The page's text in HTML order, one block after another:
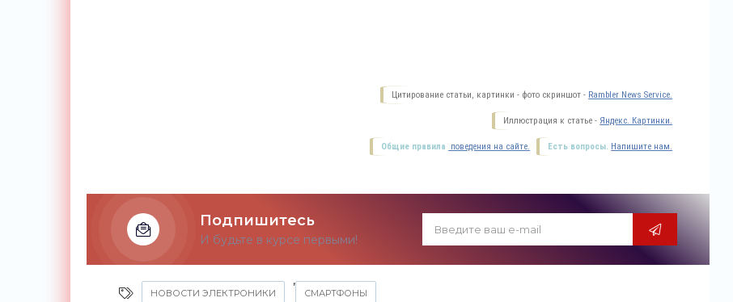
Цитирование статьи, картинки - фото скриншот - Rambler News Service.
Иллюстрация к статье - Яндекс. Картинки.
Есть вопросы. Напишите нам.
Общие правила поведения на сайте.
Подпишитесь
И будьте в курсе первыми!
НОВОСТИ ЭЛЕКТРОНИКИ
,
СМАРТФОНЫ